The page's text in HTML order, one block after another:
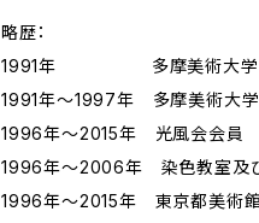
略歴：
1991年 多摩美術大学 染
1991年〜1997年 多摩美術大
1996年〜2015年 光風会会員
1996年～2006年 染色教室及
1996年～2015年 東京都美術館